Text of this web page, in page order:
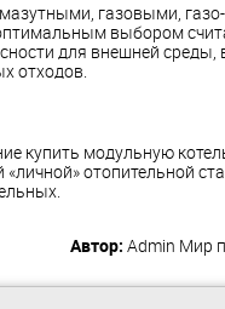
газовыми,
выбором
для внешней
отходов.
купить модульную
«личной» отопительной
Автор: Admin Мир